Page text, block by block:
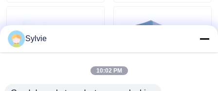
Fälle
PET-Folie
Sylvie
10:02 PM